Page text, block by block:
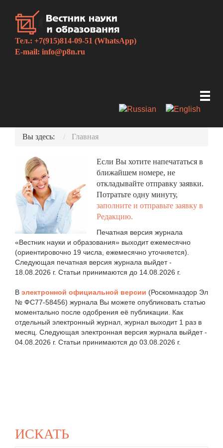
Тел.: +7(915)814-09-51 (WhatsApp)
E-mail: info@p8n.ru
Вы здесь: Главная
Если Вы хотите напечататься в
ближайшем номере, не
откладывайте отправку заявки.
Потратьте одну минуту,
заполните и отправьте заявку в
Редакцию.
Печатная версия журнала
«Вестник науки и образования» выходит ежемесячно
(ориентировочно 19 числа, ежемесячно уточняется).
Следующая печатная версия журнала выйдет -
18.08.2026 г. Статьи принимаются до 14.08.2026 г.
В электронной официальной версии (Роскомназдор Эл
№ ФС77-58456) журнала Вы можете опубликовать статью
моментально после одобрения её публикации. Как
отдельный электронный журнал, журнал выходит 1 раз в
месяц. Следующая электронная версия журнала выйдет -
04.08.2026 г. Статьи принимаются до 03.08.2026 г.
ИСКАТЬ